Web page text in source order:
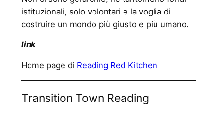
istituzionali, solo volontari e la voglia di
costruire un mondo più giusto e più umano.
link
Home page di Reading Red Kitchen
Transition Town Reading